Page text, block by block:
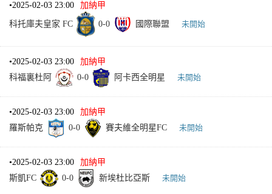
•2025-02-03 23:00 加納甲
科托庫夫皇家 FC 0-0 國際聯盟 未開始
•2025-02-03 23:00
加納甲
科福裏杜阿
0-0 阿卡西全明星 未開始
•2025-02-03 23:00
加納甲
羅斯帕克
0-0 賽夫維全明星FC 未開始
•2025-02-03 23:00
加納甲
斯凱FC
0-0 新埃杜比亞斯 未開始